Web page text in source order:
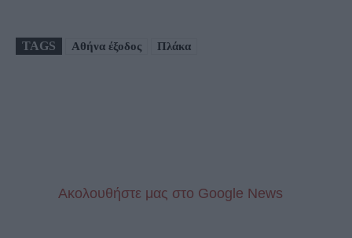
TAGS Αθήνα έξοδος Πλάκα
Aκολουθήστε μας στo Google News